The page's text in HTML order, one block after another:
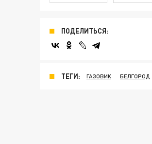
ПОДЕЛИТЬСЯ:
ТЕГИ: ГАЗОВИК БЕЛГОРОД